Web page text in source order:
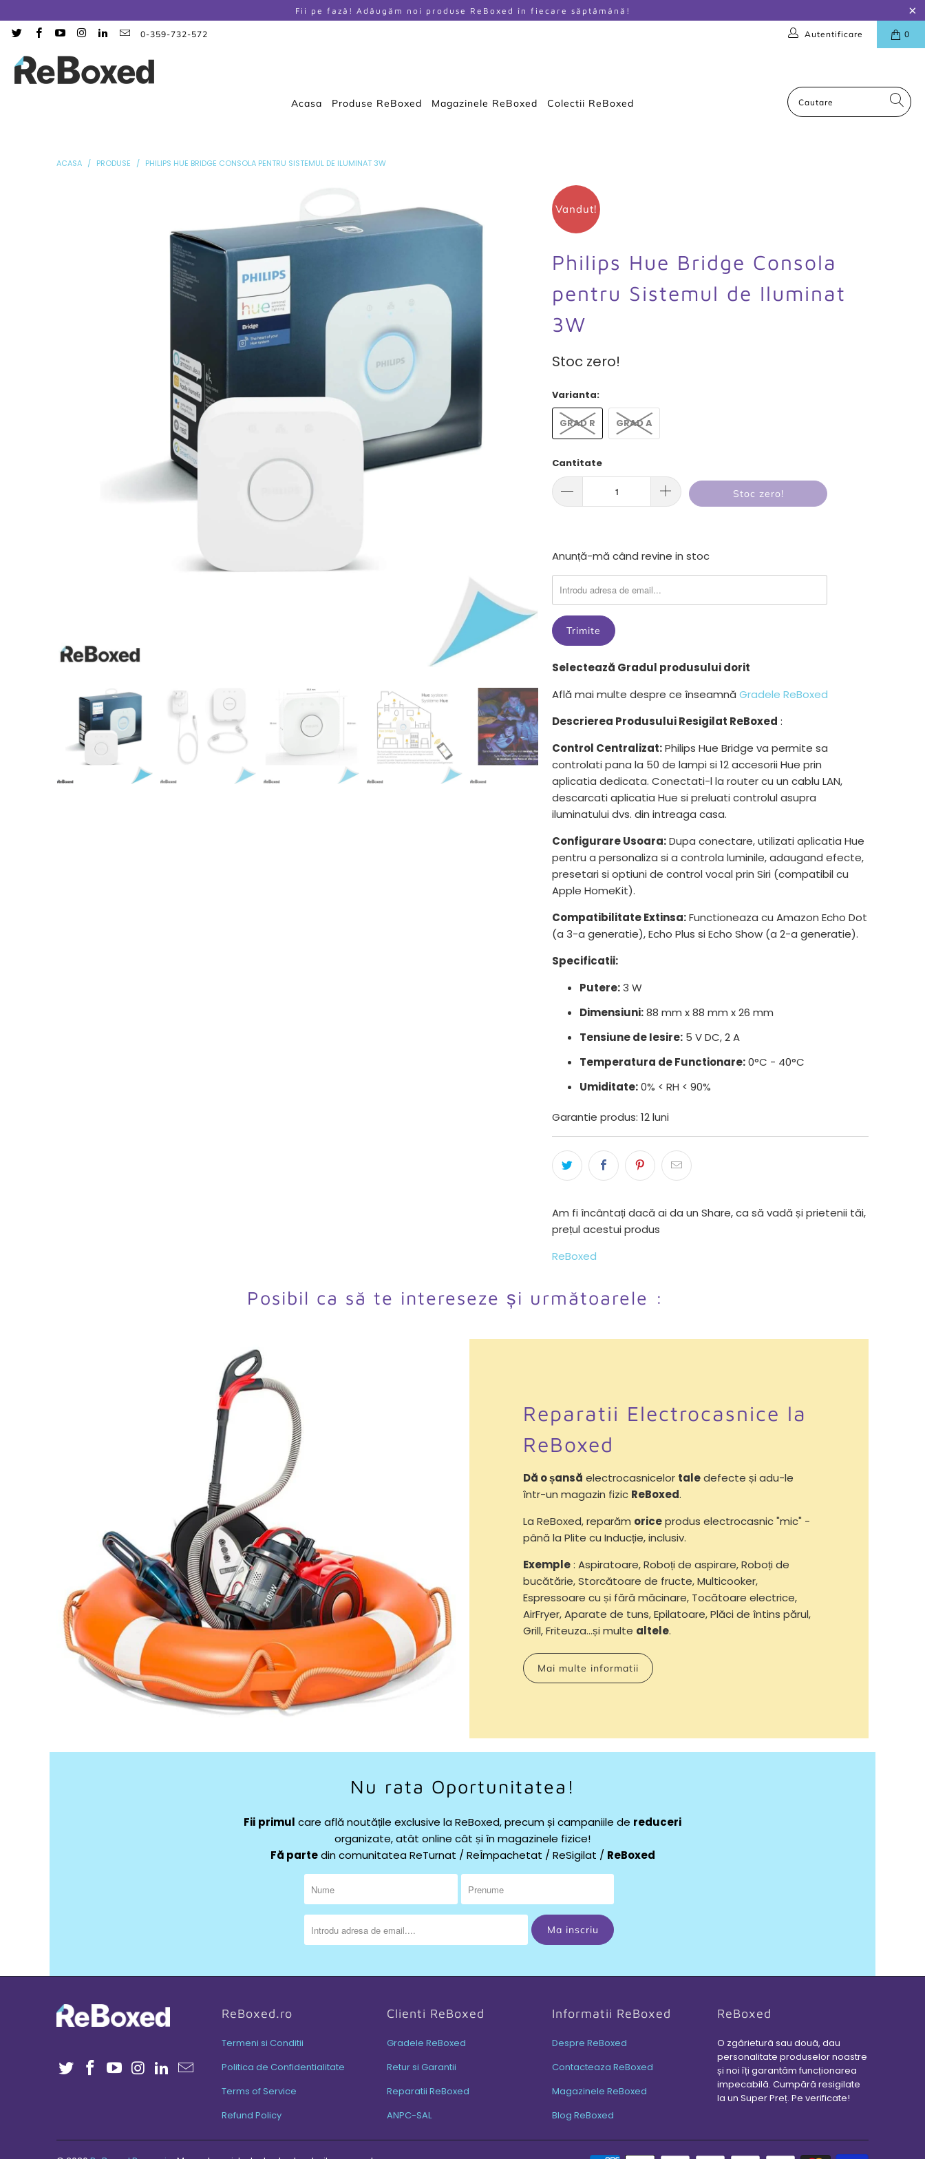
Fii pe fază! Adăugăm noi produse ReBoxed în fiecare săptămână!
0-359-732-572 Autentificare 0
Acasa Produse ReBoxed Magazinele ReBoxed Colectii ReBoxed
ACASA / PRODUSE / PHILIPS HUE BRIDGE CONSOLA PENTRU SISTEMUL DE ILUMINAT 3W
Vandut!
Philips Hue Bridge Consola
pentru Sistemul de Iluminat
3W
Stoc zero!
Varianta:
GRAD R GRAD A
Cantitate
Stoc zero!
Anunta-
cand
produsul
{{
product
devine
{{
}}:
Anunță-mă când revine in stoc
Selectează Gradul produsului dorit
Află mai multe despre ce înseamnă Gradele ReBoxed
Descrierea Produsului Resigilat ReBoxed :
Control Centralizat:Philips Hue Bridge va permite sa
controlati pana la 50 de lampi si 12 accesorii Hue prin
aplicatia dedicata. Conectati-l la router cu un cablu LAN,
descarcati aplicatia Hue si preluati controlul asupra
iluminatului dvs. din intreaga casa.
Configurare Usoara:Dupa conectare, utilizati aplicatia Hue
pentru a personaliza si a controla luminile, adaugand efecte,
presetari si optiuni de control vocal prin Siri (compatibil cu
Apple HomeKit).
Compatibilitate Extinsa:Functioneaza cu Amazon Echo Dot
(a 3-a generatie), Echo Plus si Echo Show (a 2-a generatie).
Specificatii:
Putere:3 W
Dimensiuni:88 mm x 88 mm x 26 mm
Tensiune de Iesire: 5 V DC, 2 A
Temperatura de Functionare:0°C - 40°C
Umiditate:0% < RH < 90%
Garantie produs: 12 luni
Am fi încântați dacă ai da un Share, ca să vadă și prietenii tăi,
prețul acestui produs
ReBoxed
Posibil ca să te intereseze și următoarele :
Reparatii Electrocasnice la
ReBoxed
Dă o șansă electrocasnicelor taledefecte și adu-le
într-un magazin fizic ReBoxed.
La ReBoxed, reparăm oriceprodus electrocasnic "mic" -
până la Plite cu Inducție, inclusiv.
Exemple: Aspiratoare, Roboți de aspirare, Roboți de
bucătărie, Storcătoare de fructe, Multicooker,
Espressoare cu și fără măcinare, Tocătoare electrice,
AirFryer, Aparate de tuns, Epilatoare, Plăci de întins părul,
Grill, Friteuza...și multe altele.
Mai multe informatii
Nu rata Oportunitatea!
Fii primul care află noutățile exclusive la ReBoxed, precum și campaniile de reduceri
organizate, atât online cât și în magazinele fizice!
Fă partedin comunitatea ReTurnat / ReÎmpachetat / ReSigilat / ReBoxed
ReBoxed.ro
Termeni si Conditii
Politica de Confidentialitate
Terms of Service
Refund Policy
Clienti ReBoxed
Gradele ReBoxed
Retur si Garantii
Reparatii ReBoxed
ANPC-SAL
Informatii ReBoxed
Despre ReBoxed
Contacteaza ReBoxed
Magazinele ReBoxed
Blog ReBoxed
ReBoxed
O zgârietură sau două, dau
personalitate produselor noastre
și noi îți garantăm funcționarea
impecabilă. Cumpără resigilate
la un Super Preț. Pe verificate!